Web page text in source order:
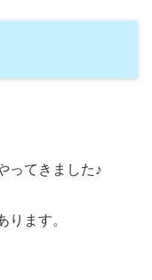
ってきました♪
ります。